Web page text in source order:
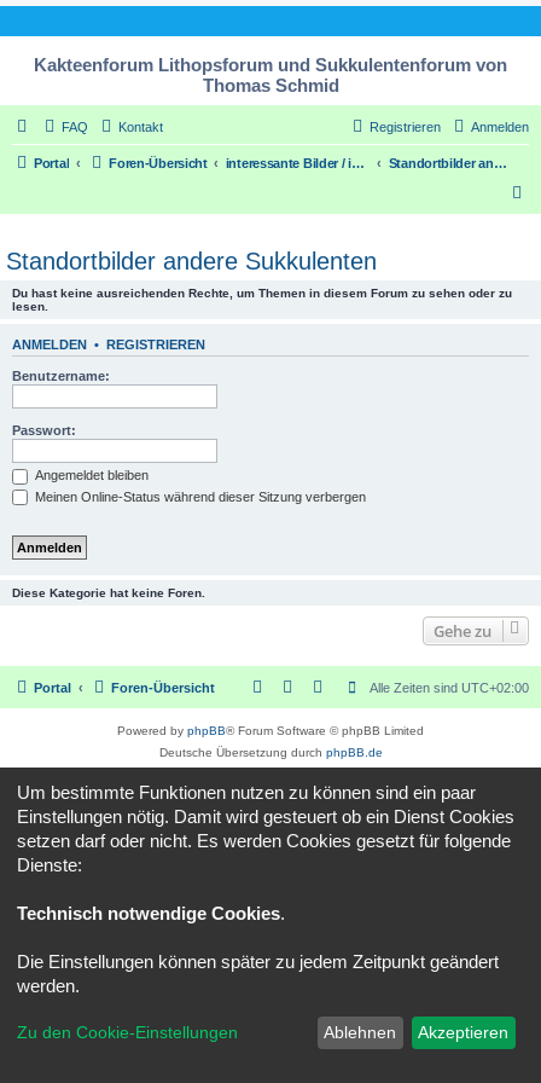
Kakteenforum Lithopsforum und Sukkulentenforum von
Thomas Schmid
FAQ Kontakt Anmelden
Registrieren
Portal Foren-Übersicht interessante Bilder / interesting pic´s
Standortbilder andere Sukkulenten
Standortbilder andere Sukkulenten
Du hast keine ausreichenden Rechte, um Themen in diesem Forum zu sehen oder zu
lesen.
ANMELDEN • REGISTRIEREN
Benutzername:
Passwort:
Angemeldet bleiben
Meinen Online-Status während dieser Sitzung verbergen
Diese Kategorie hat keine Foren.
Gehe zu
Portal Foren-Übersicht Alle Zeiten sind UTC+02:00
Powered by phpBB® Forum Software © phpBB Limited
Deutsche Übersetzung durch phpBB.de
Um bestimmte Funktionen nutzen zu können sind ein paar
Einstellungen nötig. Damit wird gesteuert ob ein Dienst Cookies
setzen darf oder nicht. Es werden Cookies gesetzt für folgende
Dienste:
Technisch notwendige Cookies.
Die Einstellungen können später zu jedem Zeitpunkt geändert
werden.
Zu den Cookie-Einstellungen Ablehnen Akzeptieren